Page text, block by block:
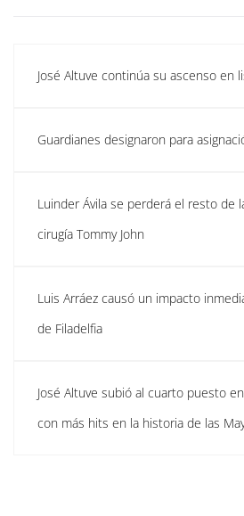
José Altuve continúa su ascenso en
Guardianes designaron para
Luinder Ávila se perderá el resto de
cirugía Tommy John
Luis Arráez causó un impacto
de Filadelfia
José Altuve subió al cuarto puesto
con más hits en la historia de las